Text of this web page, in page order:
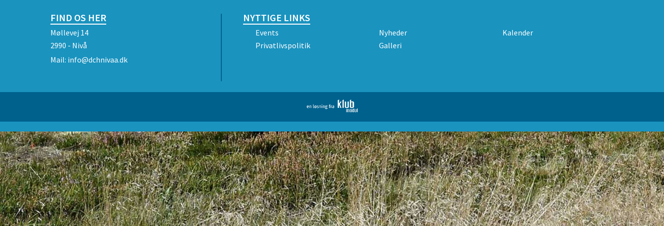
FIND OS HER
Møllevej 14
2990 - Nivå
Mail: info@dchnivaa.dk
NYTTIGE LINKS
Events Nyheder
Kalender
Privatlivspolitik
Galleri